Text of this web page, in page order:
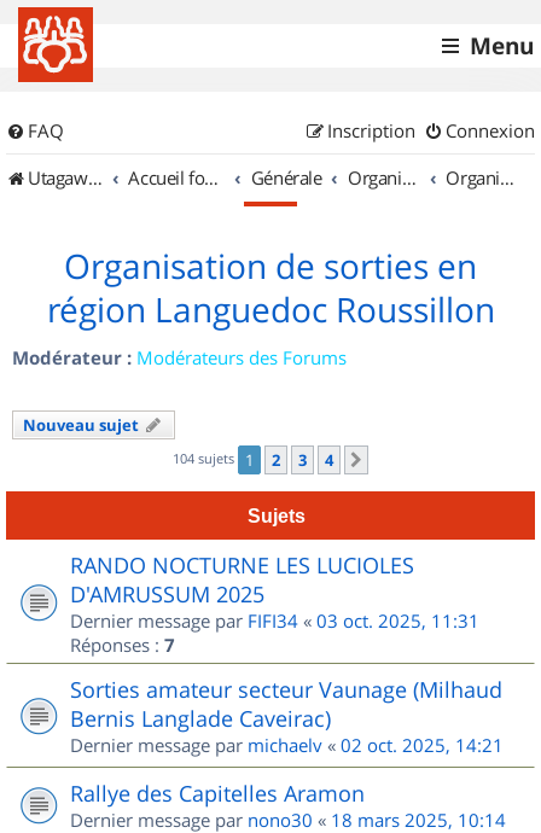
Menu
FAQ Connexion
Inscription
UtagawaVTT (Randos VTT et VTTAE avec traces GPS)
Accueil forum Générale Organisation de sorties & Recherche de partenaires Organisation de sorties en région Languedoc Roussillon
Organisation de sorties en
région Languedoc Roussillon
Modérateur : Modérateurs des Forums
Nouveau sujet
104 sujets 1 2 3 4
Sujets
RANDO NOCTURNE LES LUCIOLES
D'AMRUSSUM 2025
Dernier message par FIFI34 « 03 oct. 2025, 11:31
Réponses : 7
Sorties amateur secteur Vaunage (Milhaud
Bernis Langlade Caveirac)
Dernier message par michaelv « 02 oct. 2025, 14:21
Rallye des Capitelles Aramon
Dernier message par nono30 « 18 mars 2025, 10:14